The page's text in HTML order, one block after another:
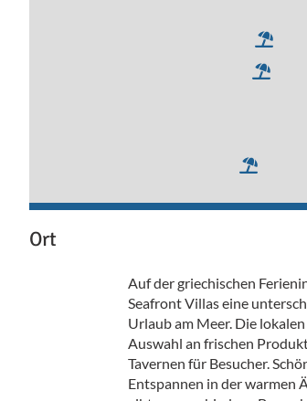
Ort
Auf der griechischen
Seafront Villas eine
Urlaub am Meer. Die
Auswahl an frischen
Tavernen für Besucher.
Entspannen in der warmen